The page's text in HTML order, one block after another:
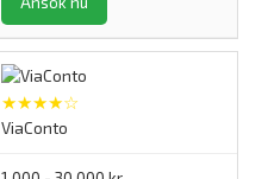
★★★★☆
ViaConto